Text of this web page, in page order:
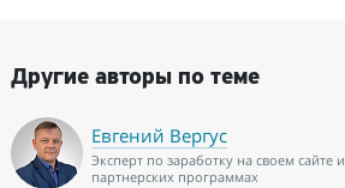
Другие авторы по теме
Евгений Вергус
Эксперт по заработку на своем сайте и
партнерских программах